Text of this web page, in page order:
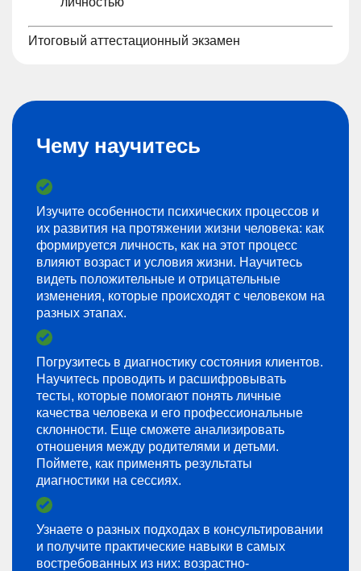
Итоговый аттестационный экзамен
Чему научитесь
Изучите особенности психических процессов и
их развития на протяжении жизни человека: как
формируется личность, как на этот процесс
влияют возраст и условия жизни. Научитесь
видеть положительные и отрицательные
изменения, которые происходят с человеком на
разных этапах.
Погрузитесь в диагностику состояния клиентов.
Научитесь проводить и расшифровывать
тесты, которые помогают понять личные
качества человека и его профессиональные
склонности. Еще сможете анализировать
отношения между родителями и детьми.
Поймете, как применять результаты
диагностики на сессиях.
Узнаете о разных подходах в консультировании
и получите практические навыки в самых
востребованных из них: возрастно-